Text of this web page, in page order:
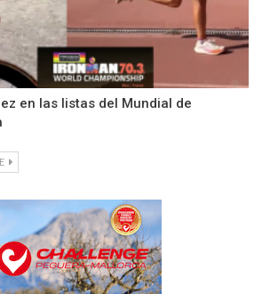
en las listas del Mundial de